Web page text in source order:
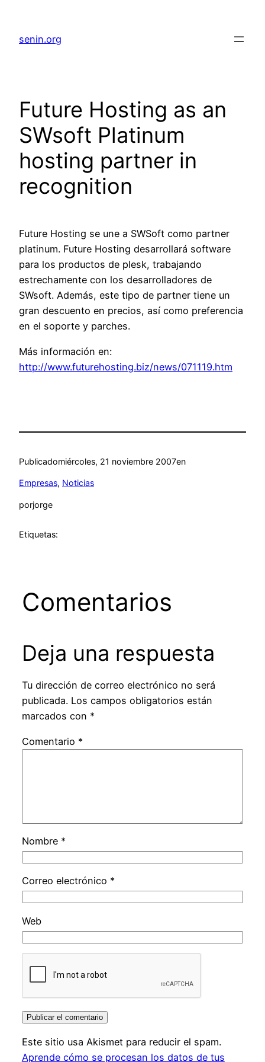
senin.org
Future Hosting as an
SWsoft Platinum
hosting partner in
recognition
Future Hosting se une a SWSoft como partner
platinum. Future Hosting desarrollará software
para los productos de plesk, trabajando
estrechamente con los desarrolladores de
SWsoft. Además, este tipo de partner tiene un
gran descuento en precios, así como preferencia
en el soporte y parches.
Más información en:
http://www.futurehosting.biz/news/071119.htm
Publicadomiércoles, 21 noviembre 2007en
Empresas, Noticias
porjorge
Etiquetas:
Comentarios
Deja una respuesta
Tu dirección de correo electrónico no será
publicada. Los campos obligatorios están
marcados con *
Comentario *
Nombre *
Correo electrónico *
Web
Este sitio usa Akismet para reducir el spam.
Aprende cómo se procesan los datos de tus